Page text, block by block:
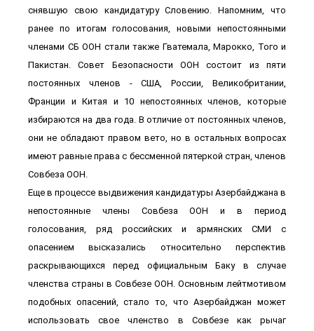
снявшую свою кандидатуру Словению. Напомним, что
ранее по итогам голосования, новыми непостоянными
членами СБ ООН стали также Гватемала, Марокко, Того и
Пакистан. Совет Безопасности ООН состоит из пяти
постоянных членов - США, России, Великобритании,
Франции и Китая и 10 непостоянных членов, которые
избираются на два года. В отличие от постоянных членов,
они не обладают правом вето, но в остальных вопросах
имеют равные права с бессменной пятеркой стран, членов
Совбеза ООН.
Еще в процессе выдвижения кандидатуры Азербайджана в
непостоянные члены Совбеза ООН и в период
голосования, ряд российских и армянских СМИ с
опасением высказались относительно перспектив
раскрывающихся перед официальным Баку в случае
членства страны в Совбезе ООН. Основным лейтмотивом
подобных опасений, стало то, что Азербайджан может
использовать свое членство в Совбезе как рычаг